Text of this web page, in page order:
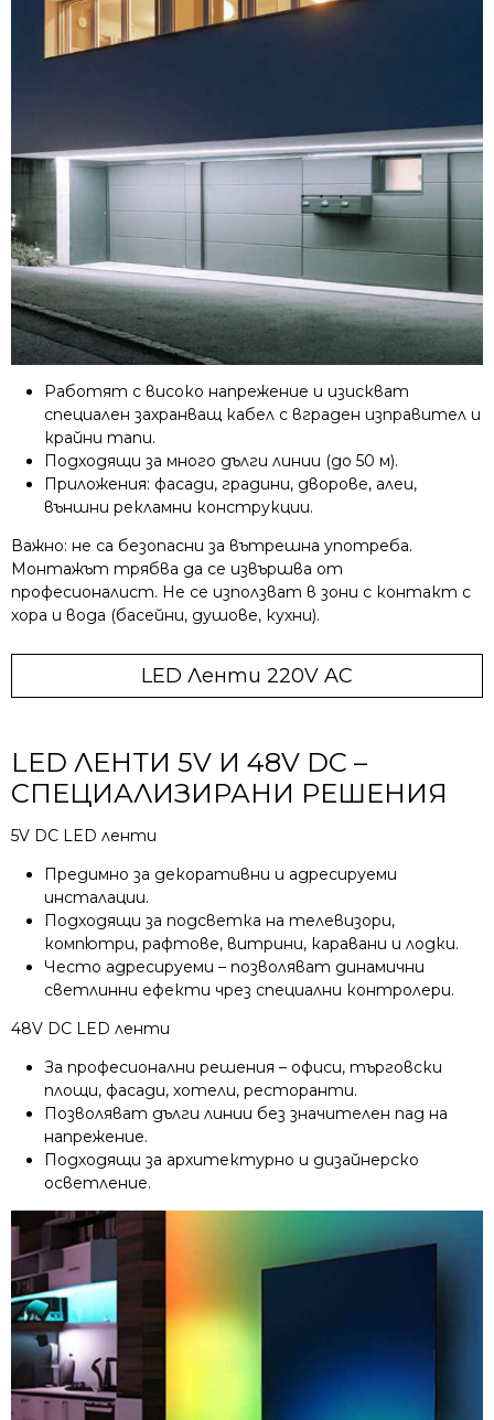
Работят с високо напрежение и изискват
специален захранващ кабел с вграден изправител и
крайни тапи.
Подходящи за много дълги линии (до 50 м).
Приложения: фасади, градини, дворове, алеи,
външни рекламни конструкции.
Важно: не са безопасни за вътрешна употреба.
Монтажът трябва да се извършва от
професионалист. Не се използват в зони с контакт с
хора и вода (басейни, душове, кухни).
LED Ленти 220V AC
LED ЛЕНТИ 5V И 48V DC –
СПЕЦИАЛИЗИРАНИ РЕШЕНИЯ
5V DC LED ленти
Предимно за декоративни и адресируеми
инсталации.
Подходящи за подсветка на телевизори,
компютри, рафтове, витрини, каравани и лодки.
Често адресируеми – позволяват динамични
светлинни ефекти чрез специални контролери.
48V DC LED ленти
За професионални решения – офиси, търговски
площи, фасади, хотели, ресторанти.
Позволяват дълги линии без значителен пад на
напрежение.
Подходящи за архитектурно и дизайнерско
осветление.